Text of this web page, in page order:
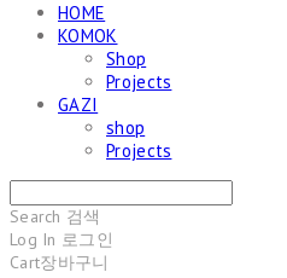
HOME
KOMOK
Shop
Projects
GAZI
shop
Projects
Search 검색
Log In 로그인
Cart장바구니